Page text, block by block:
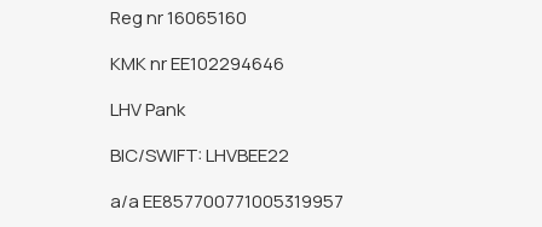
Reg nr 16065160
KMK nr EE102294646
LHV Pank
BIC/SWIFT: LHVBEE22
a/a EE857700771005319957